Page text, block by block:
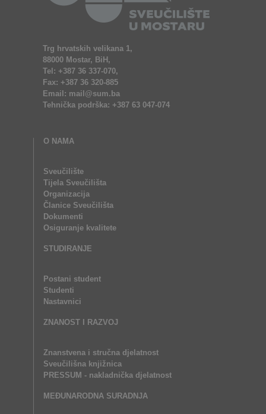
Trg hrvatskih velikana 1,
88000 Mostar, BiH,
Tel: +387 36 337-070,
Fax: +387 36 320-885
Email: mail@sum.ba
Tehnička podrška: +387 63 047-074
O NAMA
Sveučilište
Tijela Sveučilišta
Organizacija
Članice Sveučilišta
Dokumenti
Osiguranje kvalitete
STUDIRANJE
Postani student
Studenti
Nastavnici
ZNANOST I RAZVOJ
Znanstvena i stručna djelatnost
Sveučilišna knjižnica
PRESSUM - nakladnička djelatnost
MEĐUNARODNA SURADNJA